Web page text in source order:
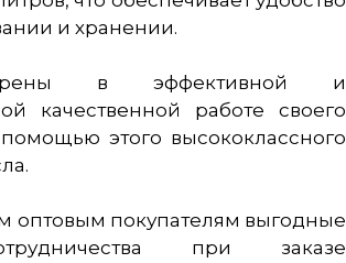
и хранении.
в эффективной и
качественной работе своего
этого высококлассного
оптовым покупателям выгодные
при заказе